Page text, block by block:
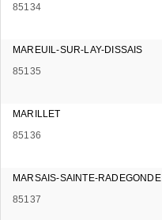
85134
MAREUIL-SUR-LAY-DISSAIS
85135
MARILLET
85136
MARSAIS-SAINTE-RADEGONDE
85137